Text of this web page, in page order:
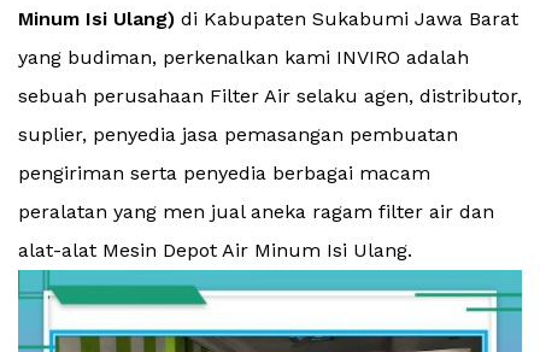
Minum Isi Ulang) di Kabupaten Sukabumi Jawa Barat
yang budiman, perkenalkan kami INVIRO adalah
sebuah perusahaan Filter Air selaku agen, distributor,
suplier, penyedia jasa pemasangan pembuatan
pengiriman serta penyedia berbagai macam
peralatan yang men jual aneka ragam filter air dan
alat-alat Mesin Depot Air Minum Isi Ulang.